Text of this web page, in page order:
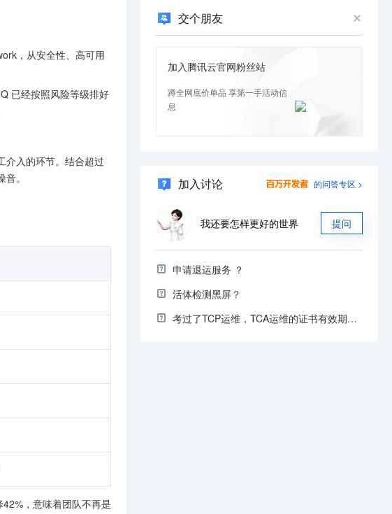
，从安全性、高可用
已经按照风险等级排好
介入的环节。结合超过
。
，意味着团队不再是
交个朋友
加入腾讯云官网粉丝站
蹲全网底价单品 享第一手活动信
息
加入讨论 的问答专区 >
我还要怎样更好的世界 提问
申请退运服务 ？
活体检测黑屏？
考过了TCP运维，TCA运维的证书有效期未顺延，正常吗？